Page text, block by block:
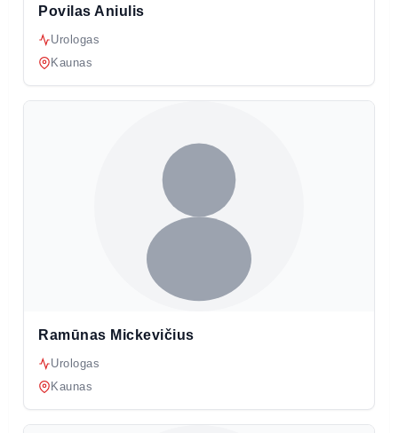
Povilas Aniulis
Urologas
Kaunas
Ramūnas Mickevičius
Urologas
Kaunas